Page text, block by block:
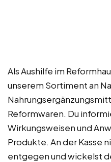
Als Aushilfe im
unserem Sortiment an
Reformwaren. Du
Wirkungsweisen und
Produkte. An der Kasse
entgegen und wickelst